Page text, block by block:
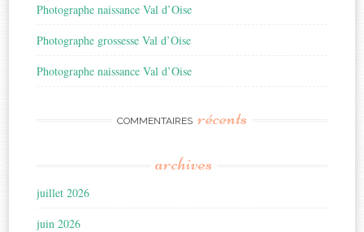
Photographe naissance Val d’Oise
Photographe grossesse Val d’Oise
Photographe naissance Val d’Oise
COMMENTAIRES récents
archives
juillet 2026
juin 2026